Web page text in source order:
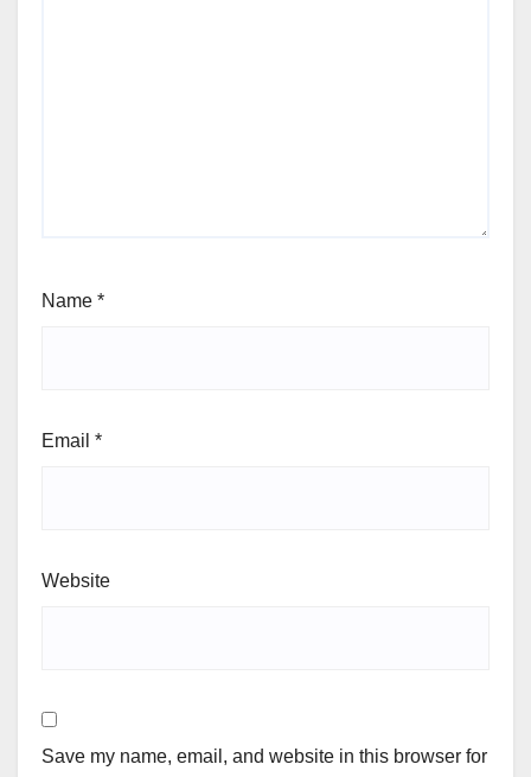
Name *
Email *
Website
Save my name, email, and website in this browser for